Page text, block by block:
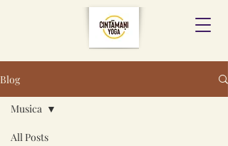
Blog
All Posts
Musica